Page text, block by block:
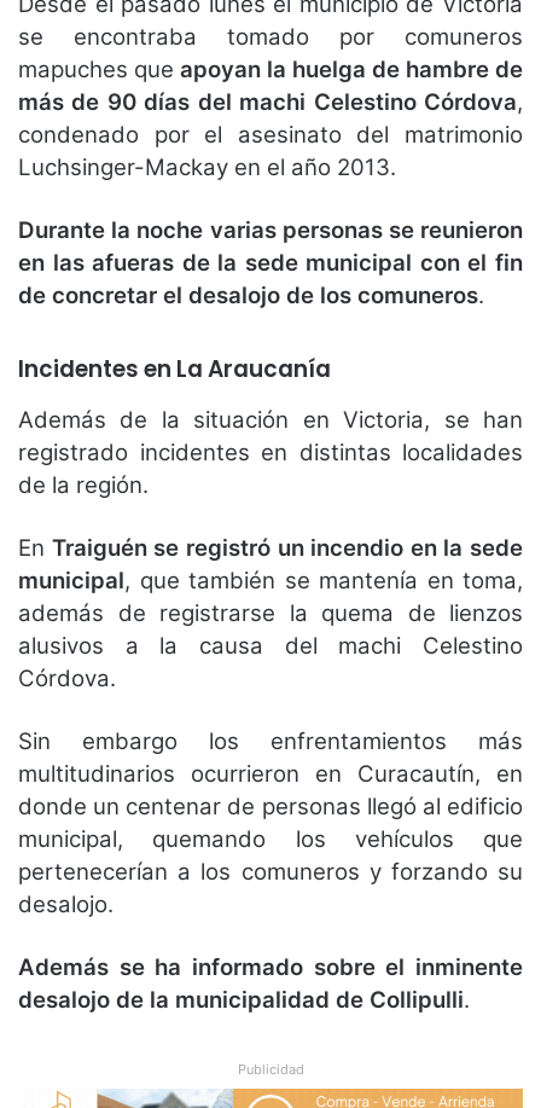
se encontraba tomado por comuneros
mapuches que apoyan la huelga de hambre de
más de 90 días del machi Celestino Córdova,
condenado por el asesinato del matrimonio
Luchsinger-Mackay en el año 2013.
Durante la noche varias personas se reunieron
en las afueras de la sede municipal con el fin
de concretar el desalojo de los comuneros.
Incidentes en La Araucanía
Además de la situación en Victoria, se han
registrado incidentes en distintas localidades
de la región.
En Traiguén se registró un incendio en la sede
municipal, que también se mantenía en toma,
además de registrarse la quema de lienzos
alusivos a la causa del machi Celestino
Córdova.
Sin embargo los enfrentamientos más
multitudinarios ocurrieron en Curacautín, en
donde un centenar de personas llegó al edificio
municipal, quemando los vehículos que
pertenecerían a los comuneros y forzando su
desalojo.
Además se ha informado sobre el inminente
desalojo de la municipalidad de Collipulli.
Publicidad